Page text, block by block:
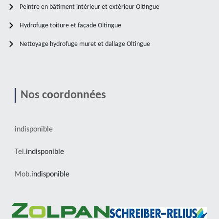
Peintre en bâtiment intérieur et extérieur Oltingue
Hydrofuge toiture et façade Oltingue
Nettoyage hydrofuge muret et dallage Oltingue
Nos coordonnées
indisponible
Tel.indisponible
Mob.indisponible